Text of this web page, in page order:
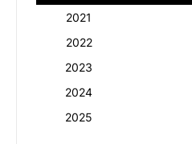
2021
2022
2023
2024
2025